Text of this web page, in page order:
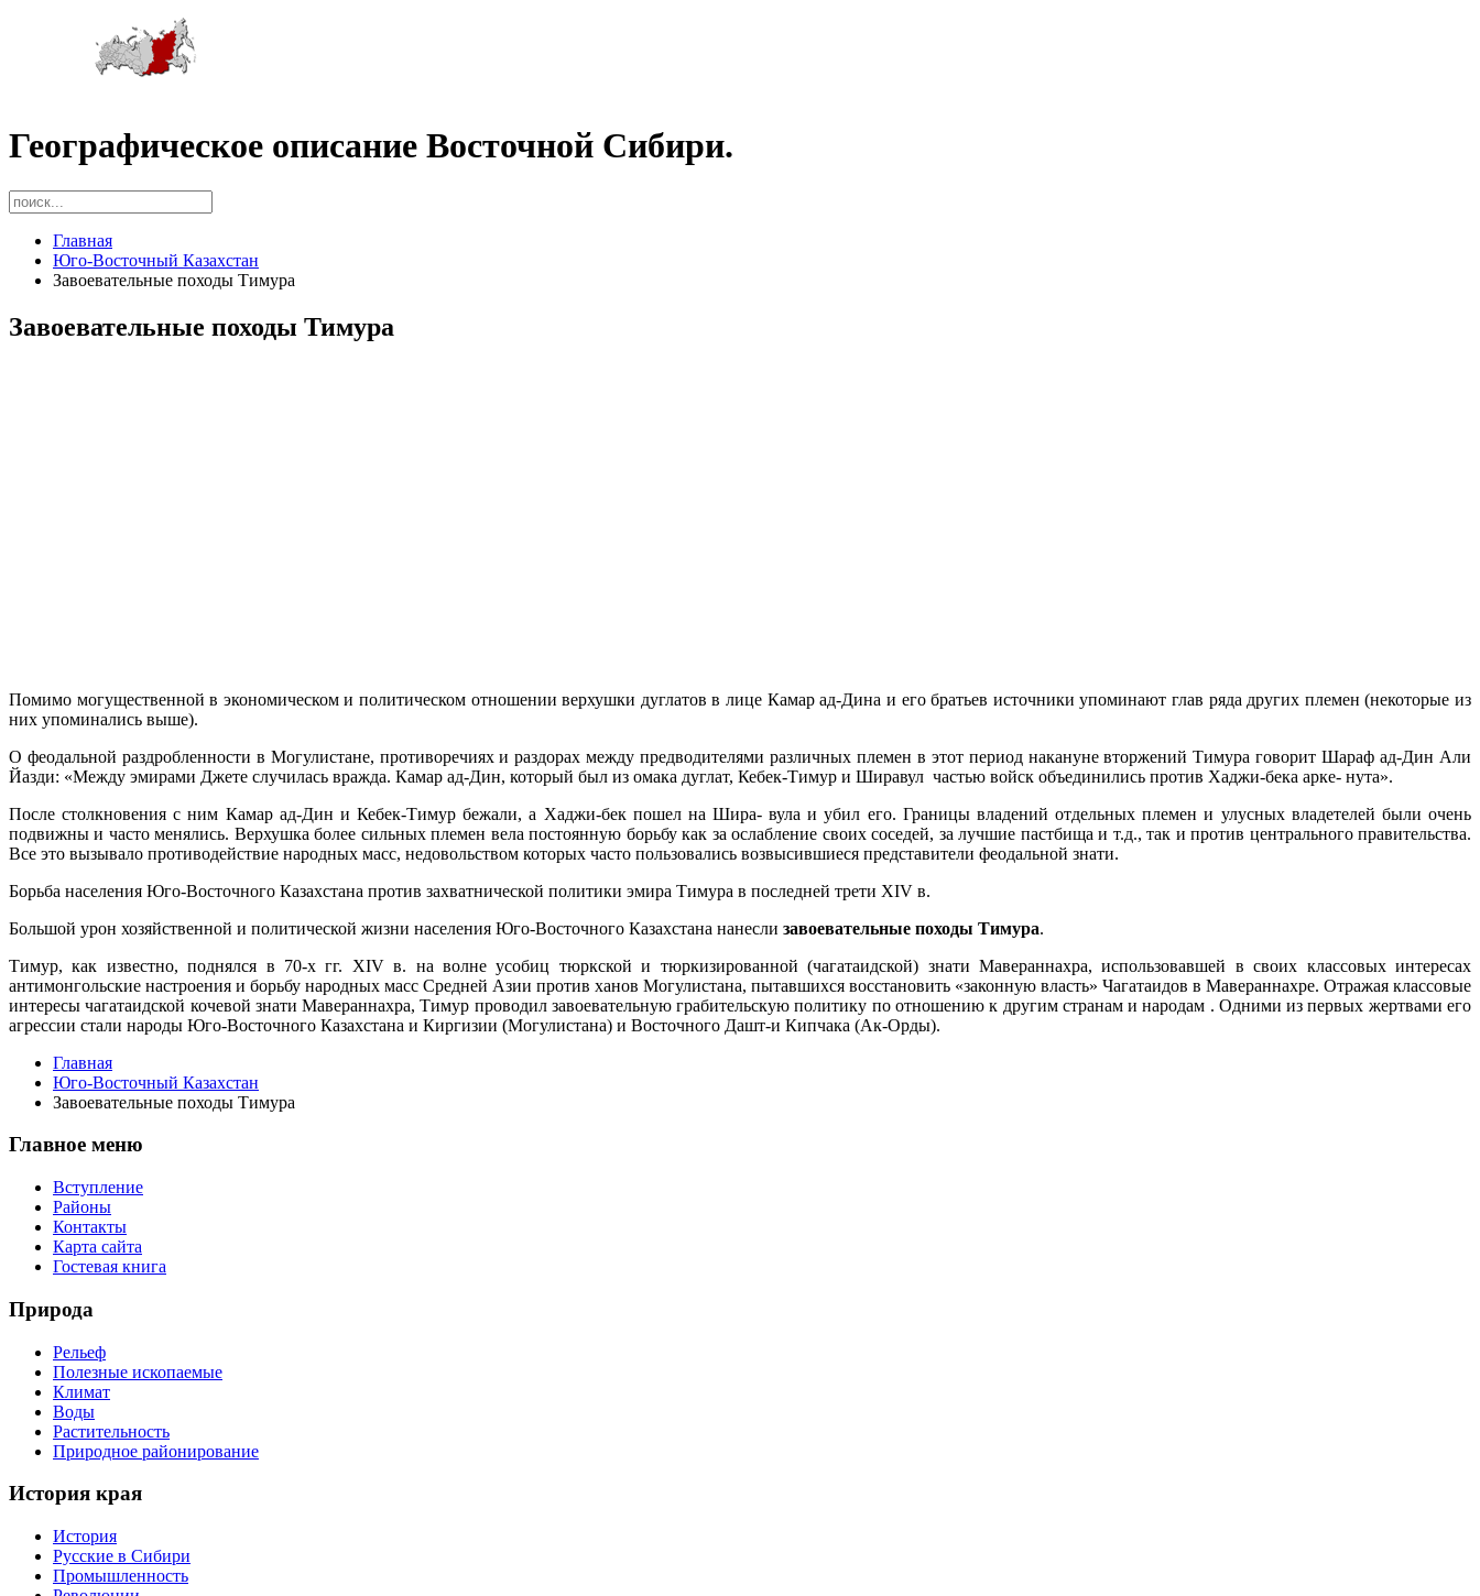
Географическое описание Восточной Сибири.
Главная
Юго-Восточный Казахстан
Завоевательные походы Тимура
Завоевательные походы Тимура
Помимо могущественной в экономическом и политическом отношении верхушки дуглатов в лице Камар ад-Дина и его братьев источники упоминают глав ряда других племен (некоторые из
них упоминались выше).
О феодальной раздробленности в Могулистане, противоречиях и раздорах между предводителями различных племен в этот период накануне вторжений Тимура говорит Шараф ад-Дин Али
Йазди: «Между эмирами Джете случилась вражда. Камар ад-Дин, который был из омака дуглат, Кебек-Тимур и Ширавул частью войск объединились против Хаджи-бека арке- нута».
После столкновения с ним Камар ад-Дин и Кебек-Тимур бежали, а Хаджи-бек пошел на Шира- вула и убил его. Границы владений отдельных племен и улусных владетелей были очень
подвижны и часто менялись. Верхушка более сильных племен вела постоянную борьбу как за ослабление своих соседей, за лучшие пастбища и т.д., так и против центрального правительства.
Все это вызывало противодействие народных масс, недовольством которых часто пользовались возвысившиеся представители феодальной знати.
Борьба населения Юго-Восточного Казахстана против захватнической политики эмира Тимура в последней трети XIV в.
Большой урон хозяйственной и политической жизни населения Юго-Восточного Казахстана нанесли завоевательные походы Тимура.
Тимур, как известно, поднялся в 70-х гг. XIV в. на волне усобиц тюркской и тюркизированной (чагатаидской) знати Мавераннахра, использовавшей в своих классовых интересах
антимонгольские настроения и борьбу народных масс Средней Азии против ханов Могулистана, пытавшихся восстановить «законную власть» Чагатаидов в Мавераннахре. Отражая классовые
интересы чагатаидской кочевой знати Мавераннахра, Тимур проводил завоевательную грабительскую политику по отношению к другим странам и народам . Одними из первых жертвами его
агрессии стали народы Юго-Восточного Казахстана и Киргизии (Могулистана) и Восточного Дашт-и Кипчака (Ак-Орды).
Главная
Юго-Восточный Казахстан
Завоевательные походы Тимура
Главное меню
Вступление
Районы
Контакты
Карта сайта
Гостевая книга
Природа
Рельеф
Полезные ископаемые
Климат
Воды
Растительность
Природное районирование
История края
История
Русские в Сибири
Промышленность